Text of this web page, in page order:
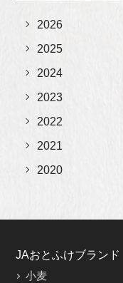
2026
2025
2024
2023
2022
2021
2020
JAおとふけブランド
小麦